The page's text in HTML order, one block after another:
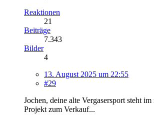
Reaktionen
21
Beiträge
7.343
Bilder
4
13. August 2025 um 22:55
#29
Jochen, deine alte Vergasersport steht
Projekt zum Verkauf...